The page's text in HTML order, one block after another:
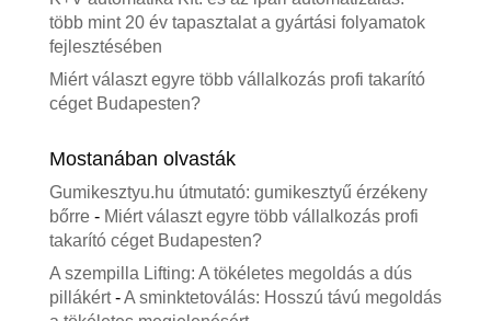
több mint 20 év tapasztalat a gyártási folyamatok
fejlesztésében
Miért választ egyre több vállalkozás profi takarító
céget Budapesten?
Mostanában olvasták
Gumikesztyu.hu útmutató: gumikesztyű érzékeny
bőrre- Miért választ egyre több vállalkozás profi
takarító céget Budapesten?
A szempilla Lifting: A tökéletes megoldás a dús
pillákért-A sminktetoválás: Hosszú távú megoldás